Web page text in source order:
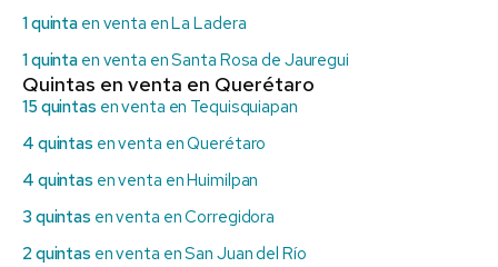
1 quinta en venta en La Ladera
1 quinta en venta en Santa Rosa de Jauregui
Quintas en venta en Querétaro
15 quintas en venta en Tequisquiapan
4 quintas en venta en Querétaro
4 quintas en venta en Huimilpan
3 quintas en venta en Corregidora
2 quintas en venta en San Juan del Río